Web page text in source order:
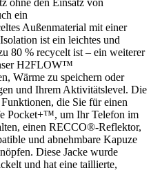
ohne den Einsatz von
ein
Außenmaterial mit einer
ist ein leichtes und
80 % recycelt ist – ein weiterer
H2FLOW™
Wärme zu speichern oder
und Ihrem Aktivitätslevel. Die
die Sie für einen
Pocket+™, um Ihr Telefon im
einen RECCO®-Reflektor,
und abnehmbare Kapuze
Diese Jacke wurde
und hat eine taillierte,